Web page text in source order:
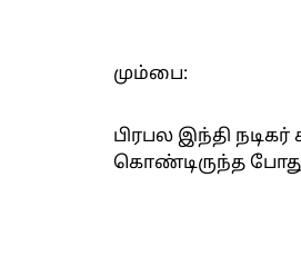
மும்பை:
பிரபல இந்தி
கொண்டிருந்த போது